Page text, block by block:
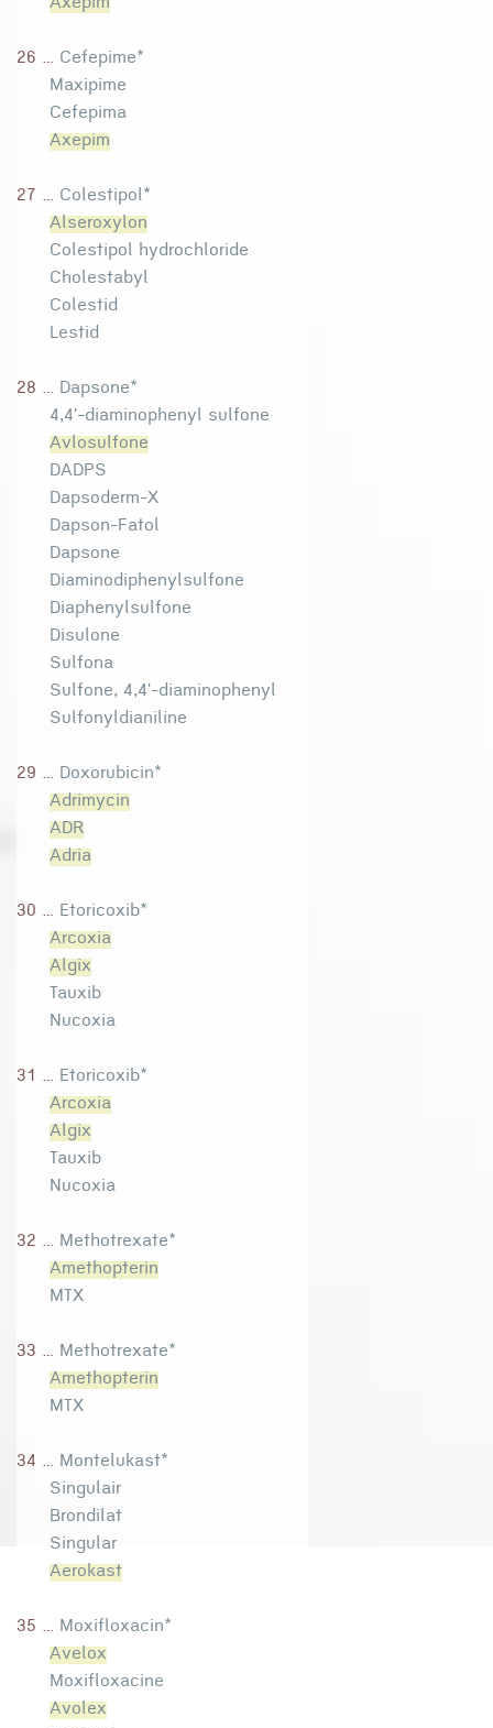
Axepim
26 ... Cefepime*
Maxipime
Cefepima
Axepim
27 ... Colestipol*
Alseroxylon
Colestipol hydrochloride
Cholestabyl
Colestid
Lestid
28 ... Dapsone*
4,4'-diaminophenyl sulfone
Avlosulfone
DADPS
Dapsoderm-X
Dapson-Fatol
Dapsone
Diaminodiphenylsulfone
Diaphenylsulfone
Disulone
Sulfona
Sulfone, 4,4'-diaminophenyl
Sulfonyldianiline
29 ... Doxorubicin*
Adrimycin
ADR
Adria
30 ... Etoricoxib*
Arcoxia
Algix
Tauxib
Nucoxia
31 ... Etoricoxib*
Arcoxia
Algix
Tauxib
Nucoxia
32 ... Methotrexate*
Amethopterin
MTX
33 ... Methotrexate*
Amethopterin
MTX
34 ... Montelukast*
Singulair
Brondilat
Singular
Aerokast
35 ... Moxifloxacin*
Avelox
Moxifloxacine
Avolex